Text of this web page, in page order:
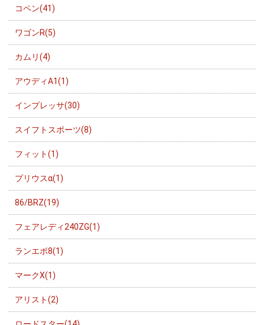
コペン(41)
ワゴンR(5)
カムリ(4)
アウディA1(1)
インプレッサ(30)
スイフトスポーツ(8)
フィット(1)
プリウスα(1)
86/BRZ(19)
フェアレディ240ZG(1)
ランエボ8(1)
マークX(1)
アリスト(2)